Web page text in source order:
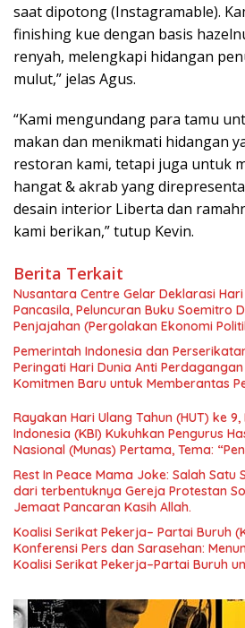
saat dipotong (Instagramable).
finishing kue dengan basis
renyah, melengkapi hidangan
mulut,” jelas Agus.
“Kami mengundang para tamu
makan dan menikmati hidangan
restoran kami, tetapi juga untuk
hangat & akrab yang
desain interior Liberta dan
kami berikan,” tutup Kevin.
Berita Terkait
Nusantara Centre Gelar Deklarasi
Pancasila, Peluncuran Buku Soemitro
Penjajahan (Pergolakan Ekonomi
Simposium Nasional “Urgensi
Nasional dan Kesejahteraan Sosial
Menuju Indonesia Emas 2045”,
Pemerintah Indonesia dan
Peringati Hari Dunia Anti
Komitmen Baru untuk Memberantas
Rayakan Hari Ulang Tahun (HUT) ke 9,
Indonesia (KBI) Kukuhkan Pengurus
Nasional (Munas) Pertama, Tema:
Pengembangan Organisasi KBI yang
Indonesia dan Mancanegara”.
Rest In Peace Mama Joke: Salah Satu
dari terbentuknya Gereja Protestan
Jemaat Pancaran Kasih Allah.
Koalisi Serikat Pekerja– Partai Buruh
Konferensi Pers dan Sarasehan:
Koalisi Serikat Pekerja–Partai Buruh